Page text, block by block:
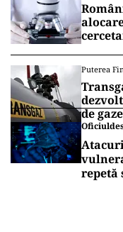
Puterea
de
repetă